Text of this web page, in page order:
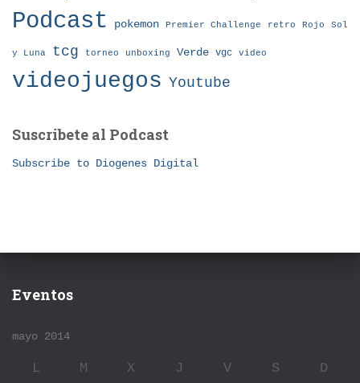
Podcast pokemon Premier Challenge retro Rojo Sol
y Luna tcg torneo unboxing Verde vgc video
videojuegos Youtube
Suscribete al Podcast
Subscribe to Diogenes Digital
Eventos
mayo 2014
L M X J V S D